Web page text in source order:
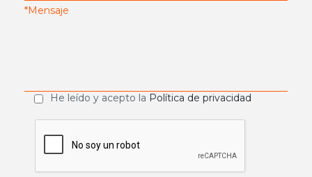
He leído y acepto la Política de privacidad